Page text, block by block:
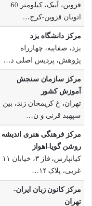
قزوین، آبیک، کیلومتر 60
اتوبان قزوین-کرج…
مرکز دانشگاه یزد
یزد، صفاییه، چهارراه
پژوهش، پردیس اصلی د…
مرکز سازمان سنجش
آموزش کشور
تهران، خ کریمخان زند، بین
سپهبد قرنی و ن…
مرکز فرهنگی هنری اندیشه
روشن گویا-اهواز
کیانپارس، فاز ۳، خیابان ۱۱
غربی، پلاک ۱۴…
مرکز کانون زبان ایران-
تهران